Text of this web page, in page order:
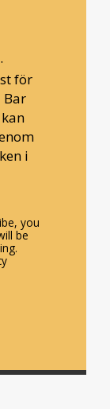
för
Bar
i
you
be